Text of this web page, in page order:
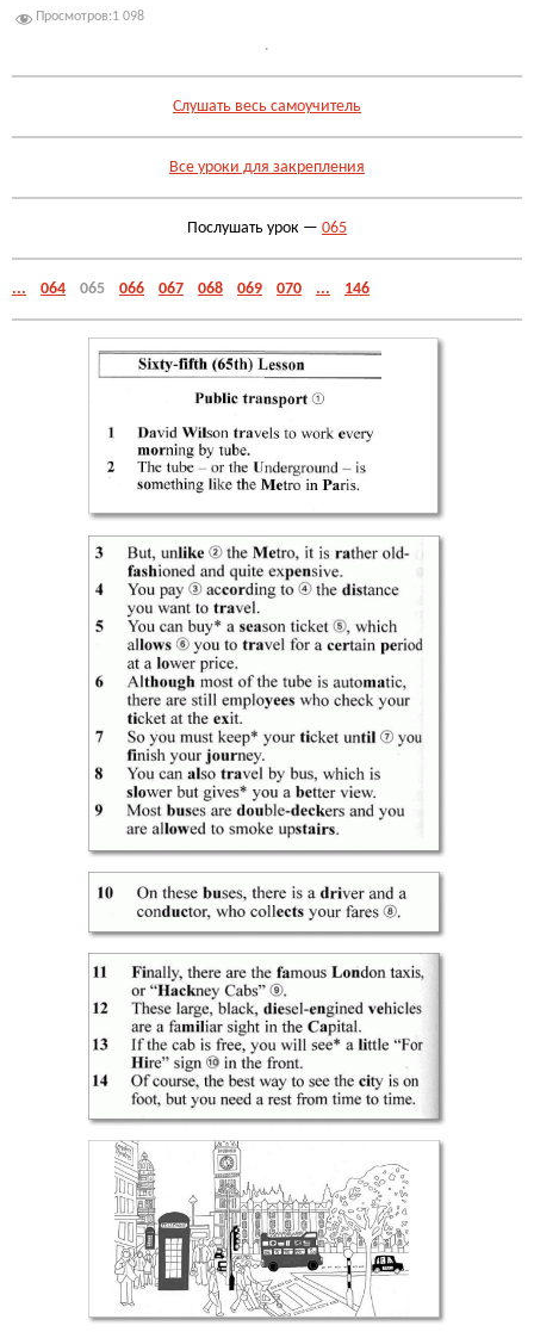
Просмотров:1 098
.
Слушать весь самоучитель
Все уроки для закрепления
Послушать урок — 065
... 064 065 066 067 068 069 070 ... 146